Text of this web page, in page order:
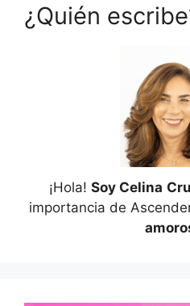
¿Quién
¡Hola! Soy Celina
importancia de